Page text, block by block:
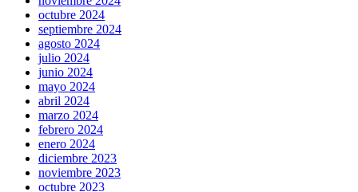
octubre 2024
septiembre 2024
agosto 2024
julio 2024
junio 2024
mayo 2024
abril 2024
marzo 2024
febrero 2024
enero 2024
diciembre 2023
noviembre 2023
octubre 2023